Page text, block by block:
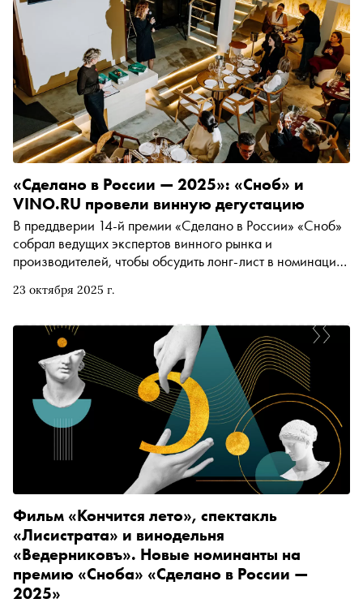
23 октября 2025 г.
«Сделано в России — 2025»: «Сноб» и
VINO.RU провели винную дегустацию
В преддверии 14-й премии «Сделано в России» «Сноб»
собрал ведущих экспертов винного рынка и
производителей, чтобы обсудить лонг-лист в номинации
Фильм «Кончится лето», спектакль
«Лисистрата» и винодельня
«Ведерниковъ». Новые номинанты на
премию «Сноба» «Сделано в России —
2025»